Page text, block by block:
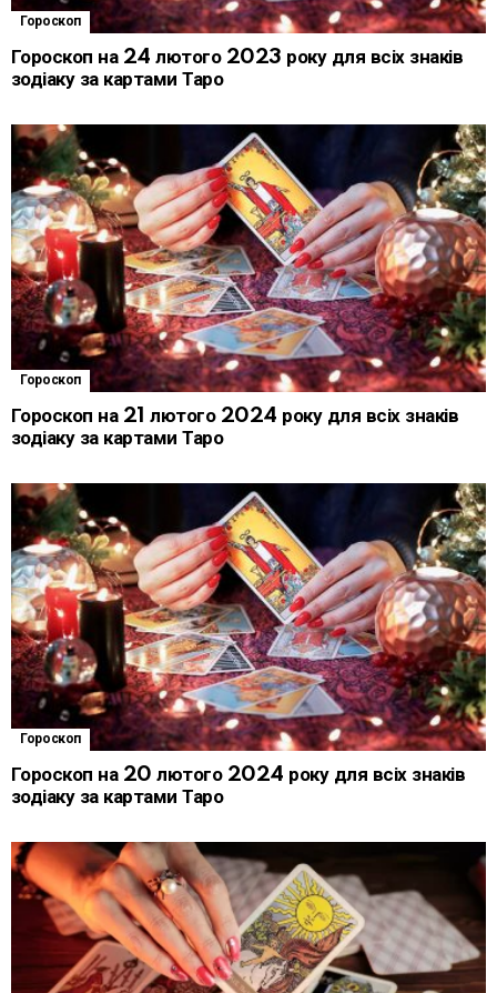
Гороскоп
Гороскоп на 24 лютого 2023 року для всіх знаків
зодіаку за картами Таро
Гороскоп
Гороскоп на 21 лютого 2024 року для всіх знаків
зодіаку за картами Таро
Гороскоп
Гороскоп на 20 лютого 2024 року для всіх знаків
зодіаку за картами Таро